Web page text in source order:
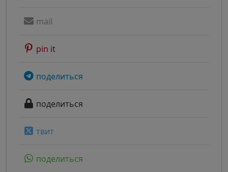
mail
pin it
поделиться
поделиться
твит
поделиться